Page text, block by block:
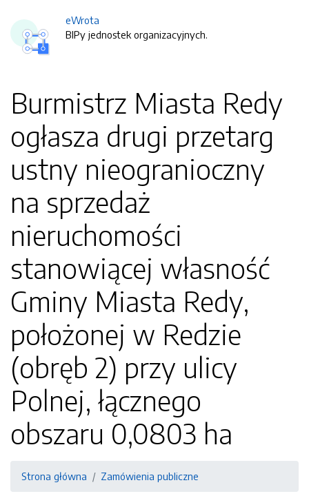
eWrota
BIPy jednostek organizacyjnych.
Burmistrz Miasta Redy
ogłasza drugi przetarg
ustny nieogranioczny
na sprzedaż
nieruchomości
stanowiącej własność
Gminy Miasta Redy,
położonej w Redzie
(obręb 2) przy ulicy
Polnej, łącznego
obszaru 0,0803 ha
Strona główna Zamówienia publiczne